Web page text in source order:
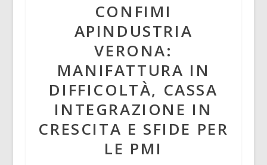
CONFIMI
APINDUSTRIA
VERONA:
MANIFATTURA IN
DIFFICOLTÀ, CASSA
INTEGRAZIONE IN
CRESCITA E SFIDE PER
LE PMI